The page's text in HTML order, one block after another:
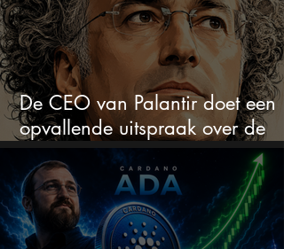
De CEO van Palantir doet een
opvallende uitspraak over de
beurs